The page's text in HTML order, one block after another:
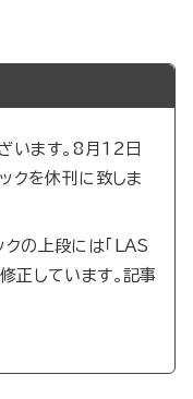
います。8月12日
クを休刊に致しま
の上段には「LAS
正しています。記事